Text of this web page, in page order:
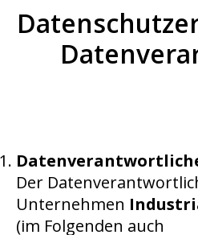
Der
Unternehmen
(im Folgenden auch